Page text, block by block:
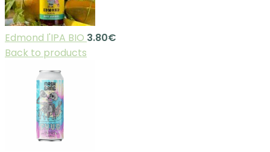
Edmond l'IPA BIO 3.80€
Back to products